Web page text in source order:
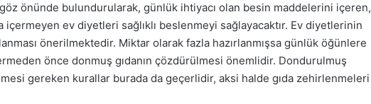
önünde bulundurularak, günlük ihtiyacı olan besin maddelerini içeren,
içermeyen ev diyetleri sağlıklı beslenmeyi sağlayacaktır. Ev diyetlerinin
önerilmektedir. Miktar olarak fazla hazırlanmışsa günlük öğünlere
önce donmuş gıdanın çözdürülmesi önemlidir. Dondurulmuş
gereken kurallar burada da geçerlidir, aksi halde gıda zehirlenmeleri